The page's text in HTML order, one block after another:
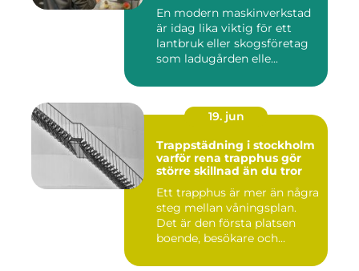
En modern maskinverkstad
är idag lika viktig för ett
lantbruk eller skogsföretag
som ladugården elle...
19. jun
Trappstädning i stockholm
varför rena trapphus gör
större skillnad än du tror
Ett trapphus är mer än några
steg mellan våningsplan.
Det är den första platsen
boende, besökare och...